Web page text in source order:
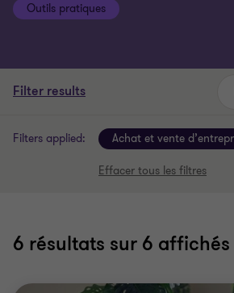
Outils pratiques
Filter results
Filters applied: Achat et vente
Effacer tous les filtres
6 résultats sur 6 affichés